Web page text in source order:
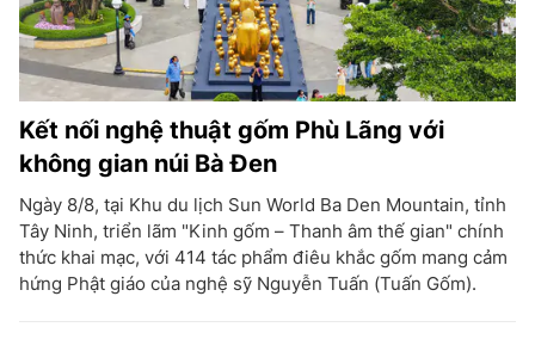
Kết nối nghệ thuật gốm Phù Lãng với
không gian núi Bà Đen
Ngày 8/8, tại Khu du lịch Sun World Ba Den Mountain, tỉnh
Tây Ninh, triển lãm "Kinh gốm – Thanh âm thế gian" chính
thức khai mạc, với 414 tác phẩm điêu khắc gốm mang cảm
hứng Phật giáo của nghệ sỹ Nguyễn Tuấn (Tuấn Gốm).